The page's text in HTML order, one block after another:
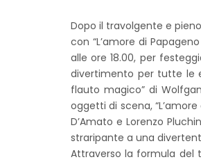
Dopo il travolgente e
con “L’amore di
alle ore 18.00, per
divertimento per tutte le
flauto magico” di
oggetti di scena,
D’Amato e Lorenzo
straripante a una
Attraverso la formula del